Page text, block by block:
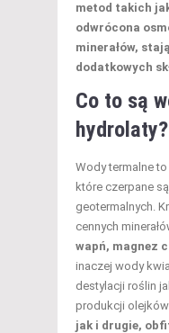
metod takich
odwrócona
minerałów,
dodatkowych
Co to są
hydrolaty?
Wody termalne to
które czerpane
geotermalnych.
cennych
wapń, magnez
inaczej wody
destylacji roślin
produkcji
jak i drugie,